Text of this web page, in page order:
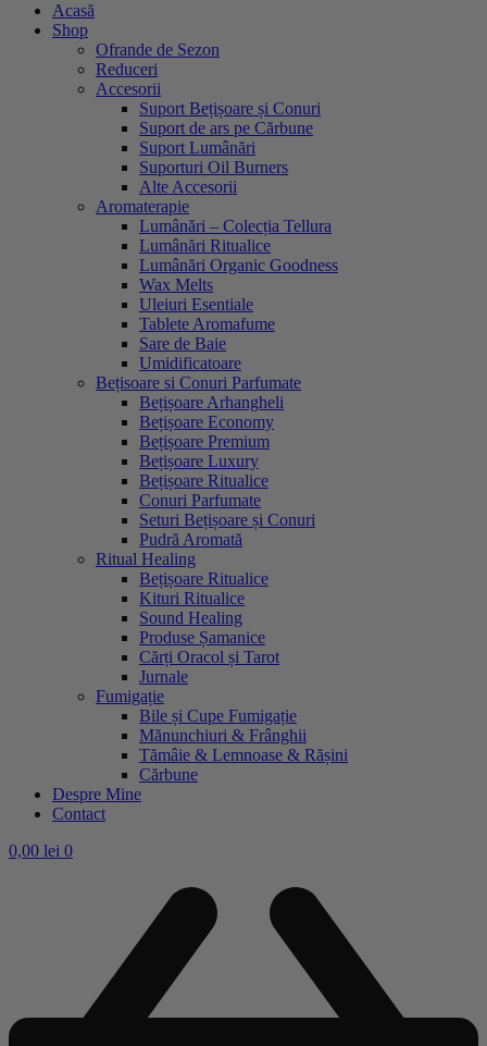
Acasă
Shop
Ofrande de Sezon
Reduceri
Accesorii
Suport Bețișoare și Conuri
Suport de ars pe Cărbune
Suport Lumânări
Suporturi Oil Burners
Alte Accesorii
Aromaterapie
Lumânări – Colecția Tellura
Lumânări Ritualice
Lumânări Organic Goodness
Wax Melts
Uleiuri Esentiale
Tablete Aromafume
Sare de Baie
Umidificatoare
Bețisoare si Conuri Parfumate
Bețișoare Arhangheli
Bețișoare Economy
Bețișoare Premium
Bețișoare Luxury
Bețișoare Ritualice
Conuri Parfumate
Seturi Bețișoare și Conuri
Pudră Aromată
Ritual Healing
Bețișoare Ritualice
Kituri Ritualice
Sound Healing
Produse Șamanice
Cărți Oracol și Tarot
Jurnale
Fumigație
Bile și Cupe Fumigație
Mănunchiuri & Frânghii
Tămâie & Lemnoase & Rășini
Cărbune
Despre Mine
Contact
0,00 lei 0